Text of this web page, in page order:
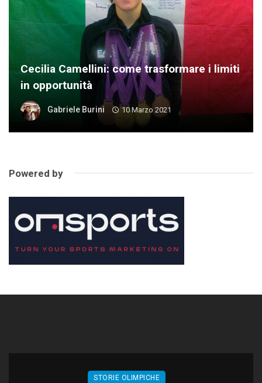
Cecilia Camellini: come trasformare i limiti
in opportunità
Gabriele Burini 10 Marzo 2021
Powered by
STORIE OLIMPICHE